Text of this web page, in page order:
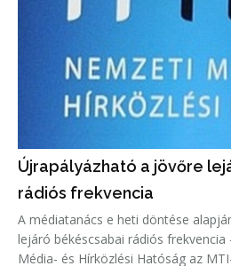
Újrapályázható a jövőre
rádiós frekvencia
A médiatanács e heti döntése
lejáró békéscsabai rádiós
Média- és Hírközlési Hatóság az